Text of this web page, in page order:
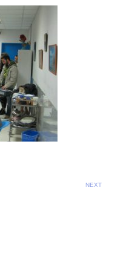
NEXT